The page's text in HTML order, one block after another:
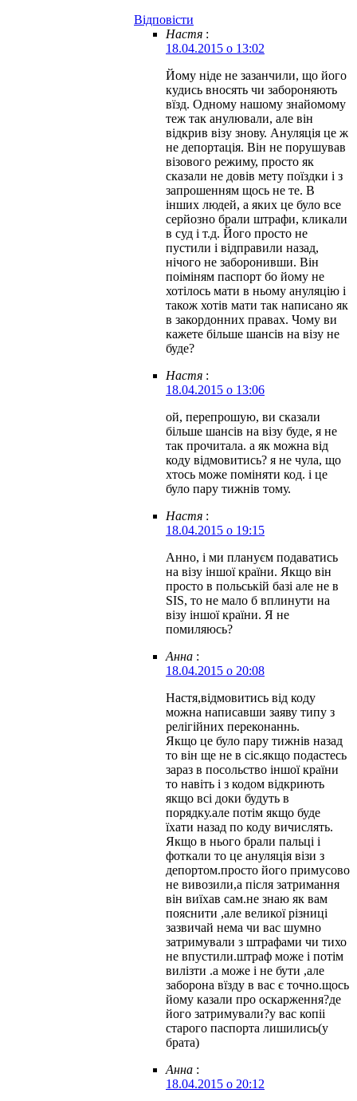
Відповіcти
Настя :
18.04.2015 о 13:02
Йому ніде не зазанчили, що його
кудись вносять чи забороняють
вїзд. Одному нашому знайомому
теж так анулювали, але він
відкрив візу знову. Ануляція це ж
не депортація. Він не порушував
візового режиму, просто як
сказали не довів мету поїздки і з
запрошенням щось не те. В
інших людей, а яких це було все
серйозно брали штрафи, кликали
в суд і т.д. Його просто не
пустили і відправили назад,
нічого не заборонивши. Він
поіміням паспорт бо йому не
хотілось мати в ньому ануляцію і
також хотів мати так написано як
в закордонних правах. Чому ви
кажете більше шансів на візу не
буде?
Настя :
18.04.2015 о 13:06
ой, перепрошую, ви сказали
більше шансів на візу буде, я не
так прочитала. а як можна від
коду відмовитись? я не чула, що
хтось може поміняти код. і це
було пару тижнів тому.
Настя :
18.04.2015 о 19:15
Анно, і ми плануєм подаватись
на візу іншої країни. Якщо він
просто в польській базі але не в
SIS, то не мало б вплинути на
візу іншої країни. Я не
помиляюсь?
Анна :
18.04.2015 о 20:08
Настя,відмовитись від коду
можна написавши заяву типу з
релігійних переконаннь.
Якщо це було пару тижнів назад
то він ще не в сіс.якщо подастесь
зараз в посольство іншої країни
то навіть і з кодом відкриють
якщо всі доки будуть в
порядку.але потім якщо буде
їхати назад по коду вичислять.
Якщо в нього брали пальці і
фоткали то це ануляція візи з
депортом.просто його примусово
не вивозили,а після затримання
він виїхав сам.не знаю як вам
пояснити ,але великої різниці
зазвичай нема чи вас шумно
затримували з штрафами чи тихо
не впустили.штраф може і потім
вилізти .а може і не бути ,але
заборона вїзду в вас є точно.щось
йому казали про оскарження?де
його затримували?у вас копіі
старого паспорта лишились(у
брата)
Анна :
18.04.2015 о 20:12